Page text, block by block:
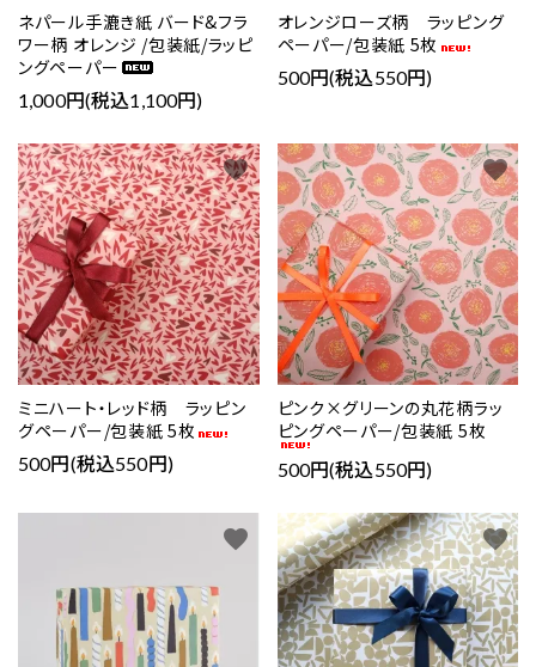
ネパール手漉き紙 バード&フラ
ワー柄 オレンジ /包装紙/ラッピ
ングペーパー
1,000円(税込1,100円)
オレンジローズ柄 ラッピング
ペーパー/包装紙 5枚
500円(税込550円)
ミニハート・レッド柄 ラッピン
グペーパー/包装紙 5枚
500円(税込550円)
favorite
ピンク×グリーンの丸花柄ラッ
ピングペーパー/包装紙 5枚
500円(税込550円)
favorite
favorite favorite